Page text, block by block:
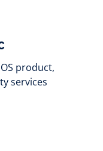
product,
services